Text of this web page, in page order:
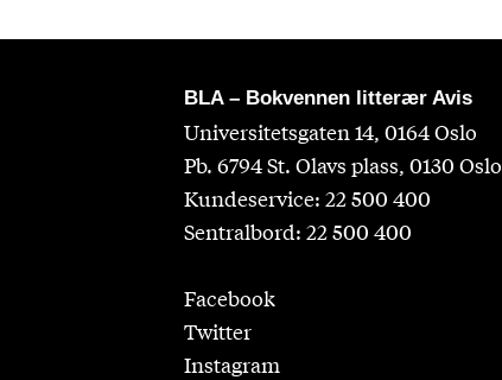
BLA – Bokvennen litterær Avis
Universitetsgaten 14, 0164 Oslo
Pb. 6794 St. Olavs plass, 0130 Oslo
Kundeservice: 22 500 400
Sentralbord: 22 500 400
Facebook
Twitter
Instagram